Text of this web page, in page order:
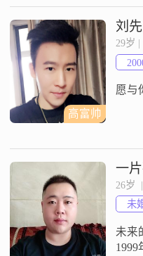
但足
快速
习的
性格
人，
高富帅
刘
29岁 |
愿与
一
26岁
未
未来
1999